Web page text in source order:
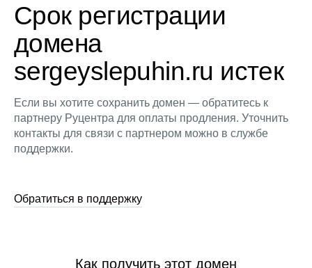
Срок регистрации
домена
sergeyslepuhin.ru истек
Если вы хотите сохранить домен — обратитесь к
партнеру Руцентра для оплаты продления. Уточнить
контакты для связи с партнером можно в службе
поддержки.
Обратиться в поддержку
Как получить этот домен